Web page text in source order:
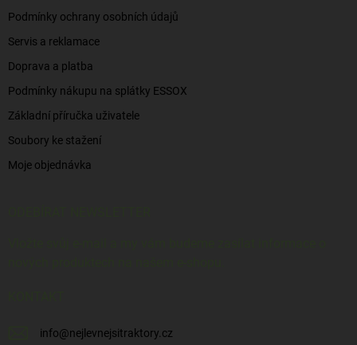
Podmínky ochrany osobních údajů
Servis a reklamace
Doprava a platba
Podmínky nákupu na splátky ESSOX
Základní příručka uživatele
Soubory ke stažení
Moje objednávka
info@nejlevnejsitraktory.cz